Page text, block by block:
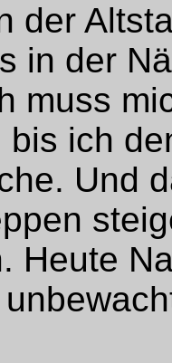
der
in der
muss
bis ich
Und
Heute